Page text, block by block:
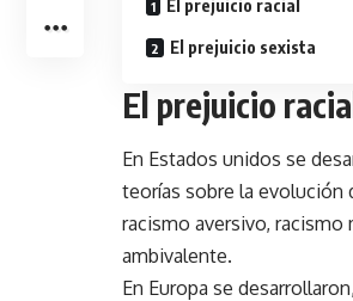
El prejuicio racial
El prejuicio sexista
El prejuicio
En Estados unidos se
teorías sobre la evolución
racismo aversivo, racismo
ambivalente.
En Europa se